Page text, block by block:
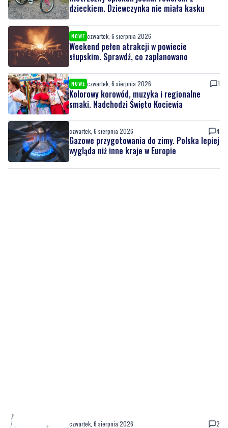
dzieckiem. Dziewczynka nie miała kasku
NOWE czwartek, 6 sierpnia 2026
Weekend pełen atrakcji w powiecie
słupskim. Sprawdź, co zaplanowano
NOWE czwartek, 6 sierpnia 2026 1
Kolorowy korowód, muzyka i regionalne
smaki. Nadchodzi Święto Kociewia
czwartek, 6 sierpnia 2026 4
Gazowe przygotowania do zimy. Polska lepiej
wygląda niż inne kraje w Europie
czwartek, 6 sierpnia 2026 2